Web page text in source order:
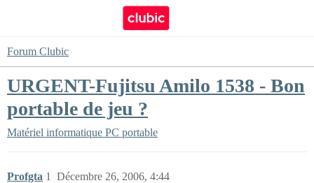
Forum Clubic
URGENT-Fujitsu Amilo 1538 - Bon
portable de jeu ?
Matériel informatique PC portable
Profgta Décembre 26, 2006, 4:44
1